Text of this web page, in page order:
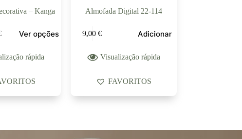
– Kanga
Ver opções
rápida
Almofada Digital 22-114
9,00€ Adicionar
Visualização rápida
FAVORITOS